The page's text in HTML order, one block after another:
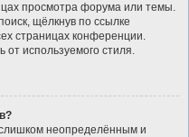
просмотра форума или темы.
щёлкнув по ссылке
страницах конференции.
от используемого стиля.
неопределённым и